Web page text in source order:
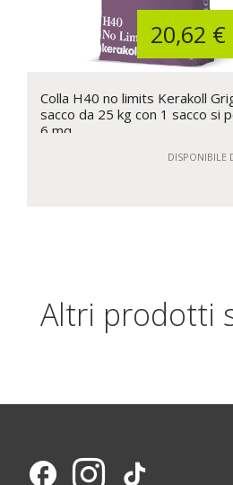
20,62 €
Colla H40 no limits Kerakoll
sacco da 25 kg con 1 sacco si
6 mq
DISPONIBILE
Altri prodotti